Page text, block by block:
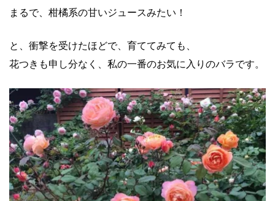
まるで、柑橘系の甘いジュースみたい！
と、衝撃を受けたほどで、育ててみても、
花つきも申し分なく、私の一番のお気に入りのバラです。